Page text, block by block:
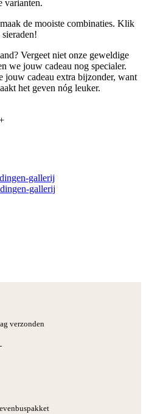
varianten.
de mooiste combinaties. Klik
Vergeet niet onze geweldige
we jouw cadeau nog specialer.
jouw cadeau extra bijzonder, want
het geven nóg leuker.
gallerij
gallerij
verzonden